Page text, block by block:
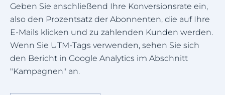
Geben Sie anschließend Ihre Konversionsrate ein,
also den Prozentsatz der Abonnenten, die auf Ihre
E-Mails klicken und zu zahlenden Kunden werden.
Wenn Sie UTM-Tags verwenden, sehen Sie sich
den Bericht in Google Analytics im Abschnitt
"Kampagnen" an.